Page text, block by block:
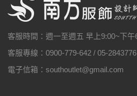
客服時間：週一至週五 早上9:00~下午
客服專線：0900-779-642 / 05-2843776
電子信箱：southoutlet@gmail.com